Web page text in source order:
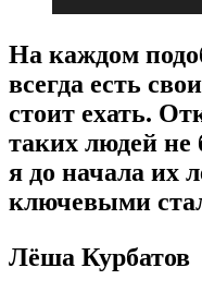
На каждом
всегда есть
стоит ехать.
таких людей не
я до начала их
ключевыми
Лёша Курбатов